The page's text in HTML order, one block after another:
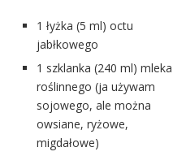
1 łyżka (5 ml) octu
jabłkowego
1 szklanka (240 ml) mleka
roślinnego (ja używam
sojowego, ale można
owsiane, ryżowe,
migdałowe)